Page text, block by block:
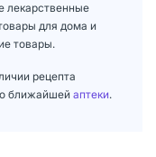
лекарственные
для дома и
товары.
рецепта
ближайшей аптеки.